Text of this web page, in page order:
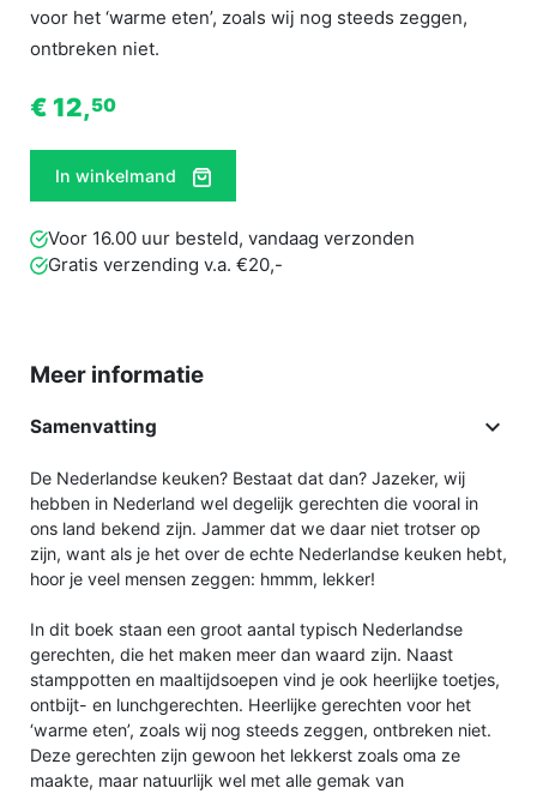
voor het ‘warme eten’, zoals wij nog steeds zeggen,
ontbreken niet.
€ 12,50
In winkelmand
Voor 16.00 uur besteld, vandaag verzonden
Gratis verzending v.a. €20,-
Meer informatie
Samenvatting 
De Nederlandse keuken? Bestaat dat dan? Jazeker, wij
hebben in Nederland wel degelijk gerechten die vooral in
ons land bekend zijn. Jammer dat we daar niet trotser op
zijn, want als je het over de echte Nederlandse keuken hebt,
hoor je veel mensen zeggen: hmmm, lekker!
In dit boek staan een groot aantal typisch Nederlandse
gerechten, die het maken meer dan waard zijn. Naast
stamppotten en maaltijdsoepen vind je ook heerlijke toetjes,
ontbijt- en lunchgerechten. Heerlijke gerechten voor het
‘warme eten’, zoals wij nog steeds zeggen, ontbreken niet.
Deze gerechten zijn gewoon het lekkerst zoals oma ze
maakte, maar natuurlijk wel met alle gemak van